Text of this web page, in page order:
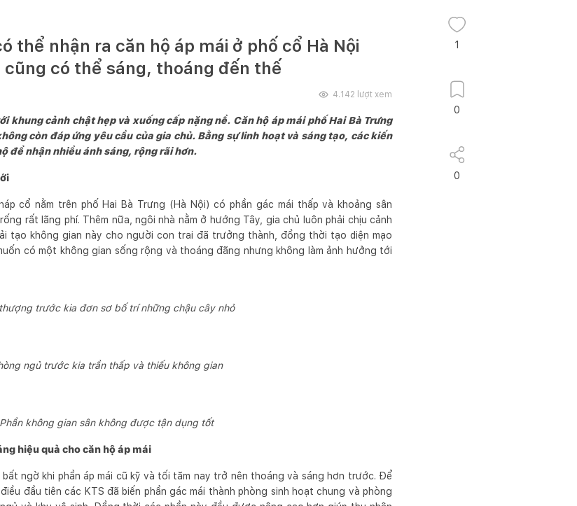
thể nhận ra căn hộ áp mái ở phố cổ Hà Nội
có thể sáng, thoáng đến thế
4.142 lượt xem
khung cảnh chật hẹp và xuống cấp nặng nề. Căn hộ áp mái phố Hai Bà Trưng
còn đáp ứng yêu cầu của gia chủ. Bằng sự linh hoạt và sáng tạo, các kiến
để nhận nhiều ánh sáng, rộng rãi hơn.
cổ nằm trên phố Hai Bà Trưng (Hà Nội) có phần gác mái thấp và khoảng sân
rất lãng phí. Thêm nữa, ngôi nhà nằm ở hướng Tây, gia chủ luôn phải chịu cảnh
tạo không gian này cho người con trai đã trưởng thành, đồng thời tạo diện mạo
có một không gian sống rộng và thoáng đãng nhưng không làm ảnh hưởng tới
trước kia đơn sơ bố trí những chậu cây nhỏ
ngủ trước kia trần thấp và thiếu không gian
Phần không gian sân không được tận dụng tốt
hiệu quả cho căn hộ áp mái
ngờ khi phần áp mái cũ kỹ và tối tăm nay trở nên thoáng và sáng hơn trước. Để
đầu tiên các KTS đã biến phần gác mái thành phòng sinh hoạt chung và phòng
1
0
0